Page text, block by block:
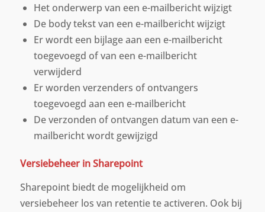
Het onderwerp van een e-mailbericht wijzigt
De body tekst van een e-mailbericht wijzigt
Er wordt een bijlage aan een e-mailbericht
toegevoegd of van een e-mailbericht
verwijderd
Er worden verzenders of ontvangers
toegevoegd aan een e-mailbericht
De verzonden of ontvangen datum van een e-
mailbericht wordt gewijzigd
Versiebeheer in Sharepoint
Sharepoint biedt de mogelijkheid om
versiebeheer los van retentie te activeren. Ook bij